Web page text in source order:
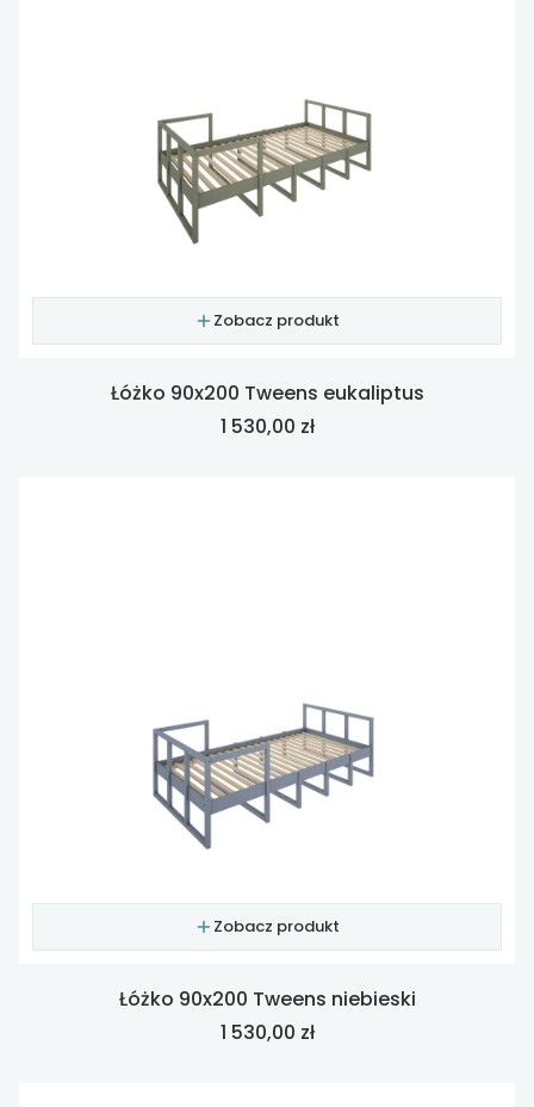
Zobacz produkt
Łóżko 90x200 Tweens eukaliptus
Cena
1 530,00 zł
Zobacz produkt
Łóżko 90x200 Tweens niebieski
Cena
1 530,00 zł